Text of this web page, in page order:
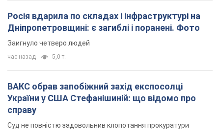
Росія вдарила по складах і інфраструктурі на
Дніпропетровщині: є загиблі і поранені. Фото
Заигнуло четверо людей
час назад 5,0 т.
ВАКС обрав запобіжний захід експосолці
України у США Стефанішиній: що відомо про
справу
Суд не повністю задовольнив клопотання прокуратури